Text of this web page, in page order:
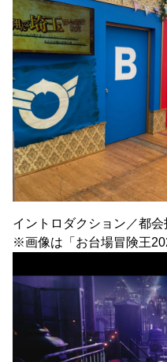
イントロダクション／都
※画像は「お台場冒険王